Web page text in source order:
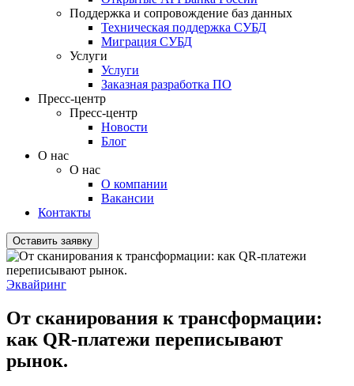
Поддержка и сопровождение баз данных
Техническая поддержка СУБД
Миграция СУБД
Услуги
Услуги
Заказная разработка ПО
Пресс-центр
Пресс-центр
Новости
Блог
О нас
О нас
О компании
Вакансии
Контакты
Оставить заявку
Эквайринг
От сканирования к трансформации:
как QR-платежи переписывают
рынок.